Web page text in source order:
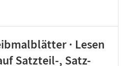
· Lesen
Satzteil-, Satz-